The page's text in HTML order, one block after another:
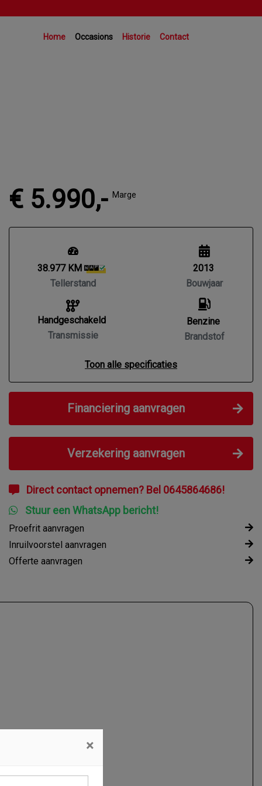
Home Occasions Historie Contact
€ 5.990,- Marge
38.977 KM
Tellerstand
Handgeschakeld
Transmissie
2013
Bouwjaar
Benzine
Brandstof
Toon alle specificaties
Financiering aanvragen
Verzekering aanvragen
Direct contact opnemen? Bel 0645864686!
Stuur een WhatsApp bericht!
Proefrit aanvragen
Inruilvoorstel aanvragen
Offerte aanvragen
×